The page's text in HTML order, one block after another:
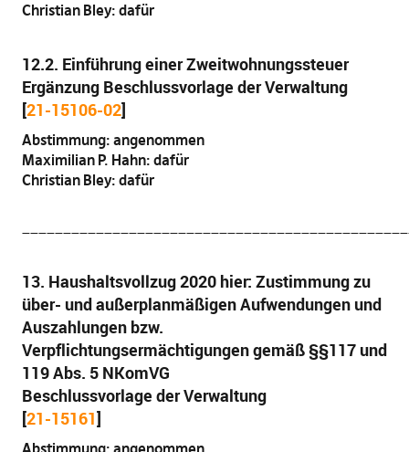
Christian Bley: dafür
12.2. Einführung einer Zweitwohnungssteuer
Ergänzung Beschlussvorlage der Verwaltung
[21-15106-02]
Abstimmung: angenommen
Maximilian P. Hahn: dafür
Christian Bley: dafür
13. Haushaltsvollzug 2020 hier: Zustimmung zu
über- und außerplanmäßigen Aufwendungen und
Auszahlungen bzw.
Verpflichtungsermächtigungen gemäß §§117 und
119 Abs. 5 NKomVG
Beschlussvorlage der Verwaltung
[21-15161]
Abstimmung: angenommen